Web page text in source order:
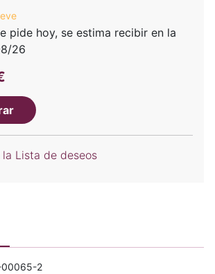
pide hoy, se estima recibir en la
26
Lista de deseos
2